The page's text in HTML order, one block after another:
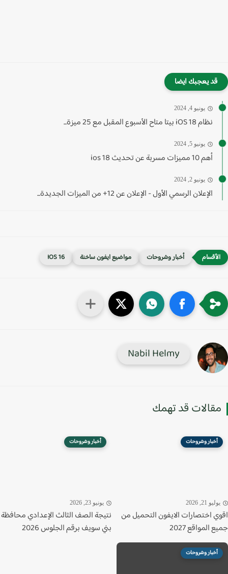
قد يعجبك ايضا
يونيو 4, 2024
نظام iOS 18 بيتا متاح الأسبوع المقبل مع 25 ميزة...
يونيو 5, 2024
أهم 10 مميزات مسربة عن تحديث ios 18
يونيو 2, 2024
الإعلان الرسمي الأول - الإعلان عن 12+ من الميزات الجديدة...
أخبار وشروحات مواضيع ايفون ساخنة IOS 16
Nabil Helmy
قد تهمك
أخبار وشروحات
21, 2026
اختصارات الايفون التحميل من
2027
أخبار وشروحات
يونيو 23, 2026
نتيجة الصف الثالث الإعدادي محافظة
بني سويف برقم الجلوس 2026
أخبار وشروحات